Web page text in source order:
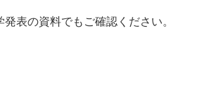
表の資料でもご確認ください。